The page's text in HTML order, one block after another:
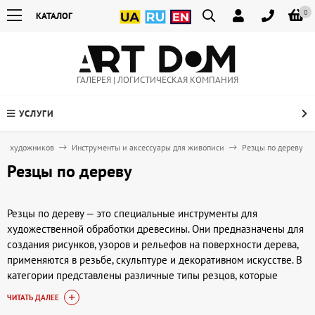
0
КАТАЛОГ
ГАЛЕРЕЯ | ЛОГИСТИЧЕСКАЯ КОМПАНИЯ
УСЛУГИ
художников Инструменты и аксессуары для живописи Резцы по дереву
Резцы по дереву
Резцы по дереву — это специальные инструменты для
художественной обработки древесины. Они предназначены для
создания рисунков, узоров и рельефов на поверхности дерева,
применяются в резьбе, скульптуре и декоративном искусстве. В
категории представлены различные типы резцов, которые
позволяют работать с мягкими и твердыми породами
древесины, реализуя как простые, так и сложные творческие
ЧИТАТЬ ДАЛЕЕ